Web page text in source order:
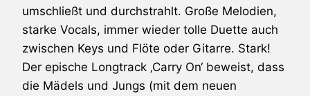
umschließt und durchstrahlt. Große Melodien,
starke Vocals, immer wieder tolle Duette auch
zwischen Keys und Flöte oder Gitarre. Stark!
Der epische Longtrack ‚Carry On‘ beweist, dass
die Mädels und Jungs (mit dem neuen